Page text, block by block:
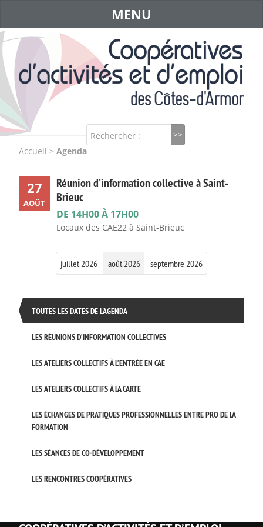
Rechercher :
MENU
Accueil > Agenda
27
AOÛT
Réunion d’information collective à Saint-
Brieuc
DE 14H00 À 17H00
Locaux des CAE22 à Saint-Brieuc
juillet 2026 août 2026 septembre 2026
TOUTES LES DATES DE L'AGENDA
LES RÉUNIONS D’INFORMATION COLLECTIVES
LES ATELIERS COLLECTIFS À L’ENTRÉE EN CAE
LES ATELIERS COLLECTIFS À LA CARTE
LES ÉCHANGES DE PRATIQUES PROFESSIONNELLES ENTRE PRO DE LA
FORMATION
LES SÉANCES DE CO-DÉVELOPPEMENT
LES RENCONTRES COOPÉRATIVES